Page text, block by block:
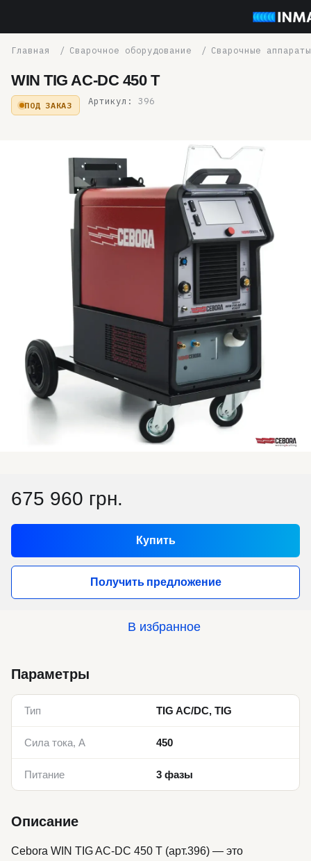
Сварочное оборудование Сварочные аппараты
WIN TIG AC-DC 450 T
ПОД ЗАКАЗ Артикул: 396
675 960 грн.
Купить
Получить предложение
В избранное
Параметры
Тип TIG AC/DC, TIG
Сила тока, А 450
Питание 3 фазы
Описание
Cebora WIN TIG AC-DC 450 T (арт.396) — это